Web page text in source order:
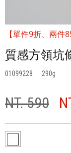
【單件9折、兩件
質感方領坑
01099228 290
NT. 590